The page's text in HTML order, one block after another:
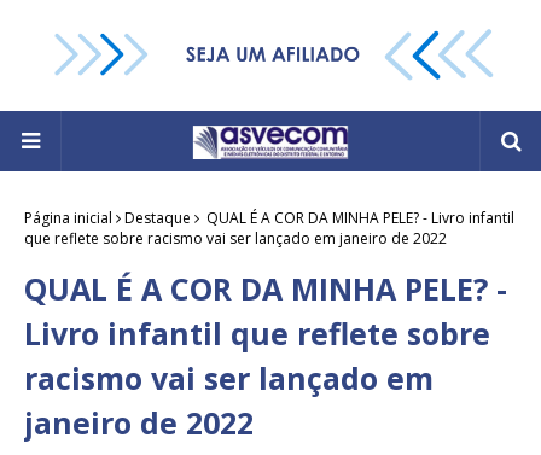
Página inicial Destaque
QUAL É A COR DA MINHA PELE? - Livro infantil
que reflete sobre racismo vai ser lançado em janeiro de 2022
QUAL É A COR DA MINHA PELE? -
Livro infantil que reflete sobre
racismo vai ser lançado em
janeiro de 2022